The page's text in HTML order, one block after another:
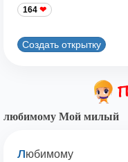
164
Создать открытку
любимому Мой милый
любимому